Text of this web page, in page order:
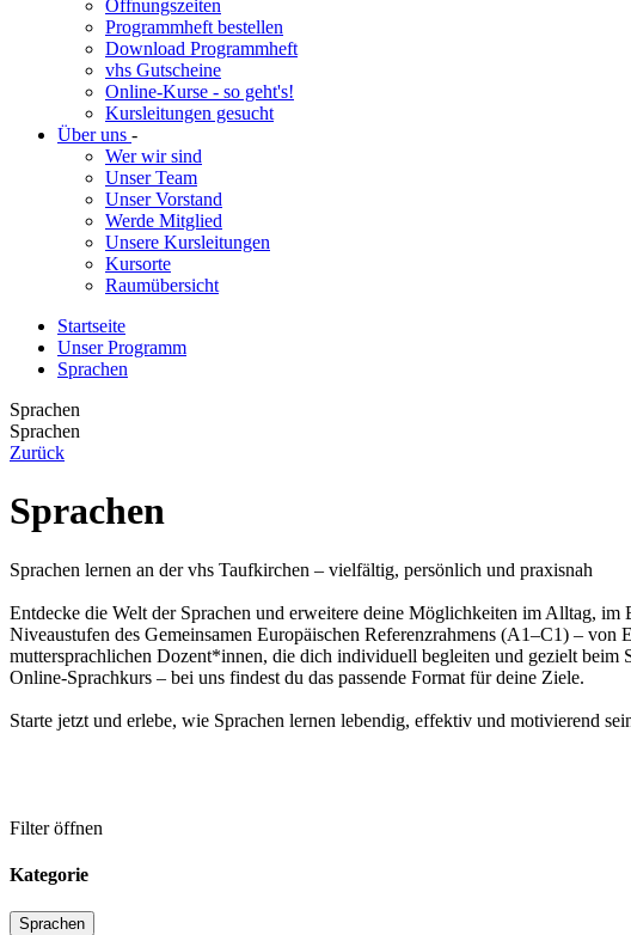
Öffnungszeiten
Programmheft bestellen
Download Programmheft
vhs Gutscheine
Online-Kurse - so geht's!
Kursleitungen gesucht
Über uns -
Wer wir sind
Unser Team
Unser Vorstand
Werde Mitglied
Unsere Kursleitungen
Kursorte
Raumübersicht
Startseite
Unser Programm
Sprachen
Sprachen
Sprachen
Zurück
Sprachen
Sprachen lernen an der vhs Taufkirchen – vielfältig, persönlich und praxisnah
Entdecke die Welt der Sprachen und erweitere deine Möglichkeiten im Alltag,
Niveaustufen des Gemeinsamen Europäischen Referenzrahmens (A1–C1) –
muttersprachlichen Dozent*innen, die dich individuell begleiten und gezielt
Online-Sprachkurs – bei uns findest du das passende Format für deine Ziele.
Starte jetzt und erlebe, wie Sprachen lernen lebendig, effektiv und motivierend
Filter öffnen
Kategorie
Sprachen